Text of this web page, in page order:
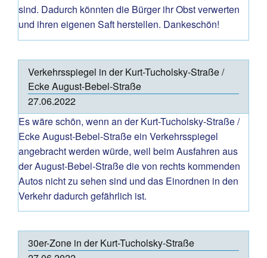
sind. Dadurch könnten die Bürger ihr Obst verwerten
und ihren eigenen Saft herstellen. Dankeschön!
Verkehrsspiegel in der Kurt-Tucholsky-Straße /
Ecke August-Bebel-Straße
27.06.2022
Es wäre schön, wenn an der Kurt-Tucholsky-Straße /
Ecke August-Bebel-Straße ein Verkehrsspiegel
angebracht werden würde, weil beim Ausfahren aus
der August-Bebel-Straße die von rechts kommenden
Autos nicht zu sehen sind und das Einordnen in den
Verkehr dadurch gefährlich ist.
30er-Zone in der Kurt-Tucholsky-Straße